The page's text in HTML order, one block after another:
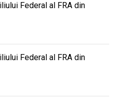
Federal al FRA din
Federal al FRA din